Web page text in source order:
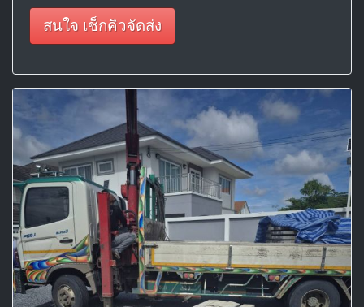
สนใจ เช็กคิวจัดส่ง